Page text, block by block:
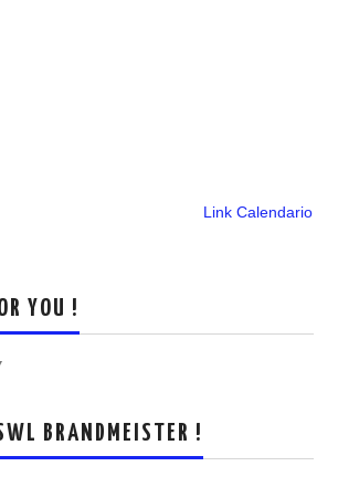
Link Calendario
YOU !
BRANDMEISTER !